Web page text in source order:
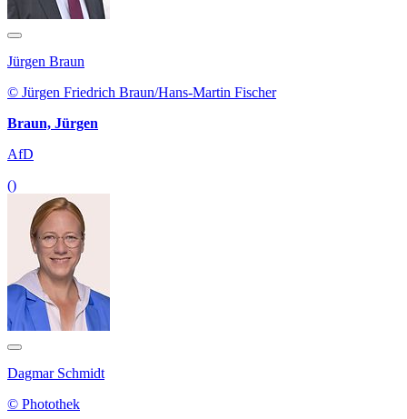
Jürgen Braun
© Jürgen Friedrich Braun/Hans-Martin Fischer
Braun, Jürgen
AfD
()
Dagmar Schmidt
© Photothek